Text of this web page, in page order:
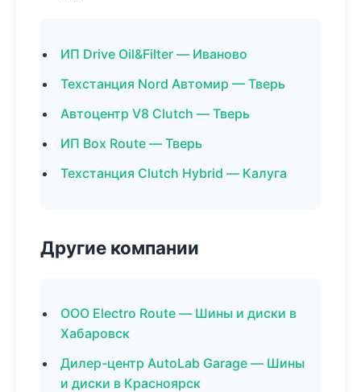
ИП Drive Oil&Filter — Иваново
Техстанция Nord Автомир — Тверь
Автоцентр V8 Clutch — Тверь
ИП Box Route — Тверь
Техстанция Clutch Hybrid — Калуга
Другие компании
ООО Electro Route — Шины и диски в
Хабаровск
Дилер-центр AutoLab Garage — Шины
и диски в Красноярск